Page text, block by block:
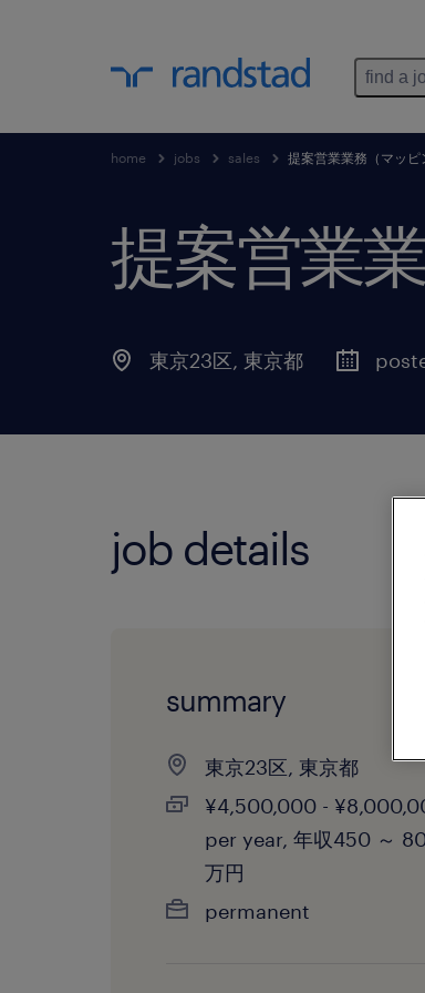
find a
home jobs sales 提案営業業務（マッピ
提案営業
東京23区, 東京都
job details
summary
東京23区, 東京都
¥4,500,000 -
per year, 年収450 ～
万円
permanent